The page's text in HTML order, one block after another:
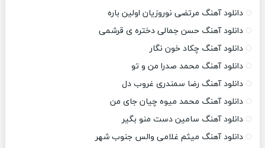
دانلود آهنگ مرتضی نوروزیان اولین باره
دانلود آهنگ حسن جمالی دختره ی قرشمی
دانلود آهنگ چکاد خون نگار
دانلود آهنگ محمد صدرا من و تو
دانلود آهنگ رضا سمندری غروب دل
دانلود آهنگ محمد میوه چیان جای من
دانلود آهنگ سامین دست منو بگیر
دانلود آهنگ میثم غلامی والس جنوب شهر